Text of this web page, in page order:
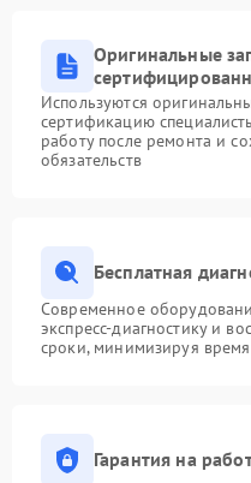
Оригинальные
Используются
сертификацию
работу после ремонта и
обязательств
Бесплатная
Современное
экспресс-диагностику и
сроки, минимизируя время
Гарантия на